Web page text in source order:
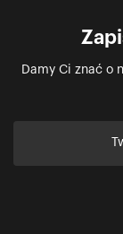
Damy Ci znać o